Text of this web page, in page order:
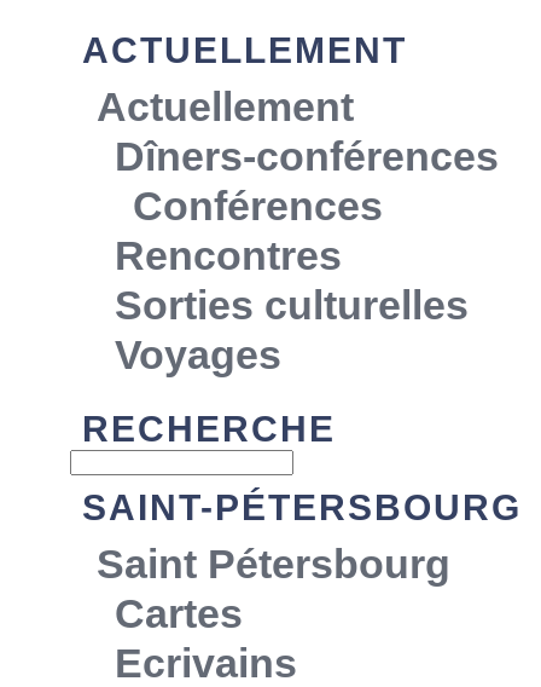
ACTUELLEMENT
Actuellement
Dîners-conférences
Conférences
Rencontres
Sorties culturelles
Voyages
RECHERCHE
SAINT-PÉTERSBOURG
Saint Pétersbourg
Cartes
Ecrivains